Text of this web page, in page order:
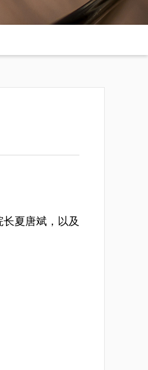
夏唐斌，以及